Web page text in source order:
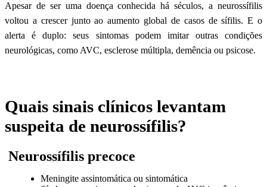
Apesar de ser uma doença conhecida há séculos, a neurossífilis
voltou a crescer junto ao aumento global de casos de sífilis. E o
alerta é duplo: seus sintomas podem imitar outras condições
neurológicas, como AVC, esclerose múltipla, demência ou psicose.
Quais sinais clínicos levantam
suspeita de neurossífilis?
Neurossífilis precoce
Meningite assintomática ou sintomática